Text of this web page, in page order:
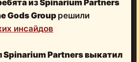
из Spinarium Partners
Gods Group решили
инсайдов
Spinarium Partners выкатил